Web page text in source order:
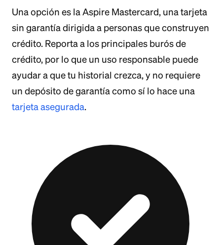
Una opción es la Aspire Mastercard, una tarjeta
sin garantía dirigida a personas que construyen
crédito. Reporta a los principales burós de
crédito, por lo que un uso responsable puede
ayudar a que tu historial crezca, y no requiere
un depósito de garantía como sí lo hace una
tarjeta asegurada.